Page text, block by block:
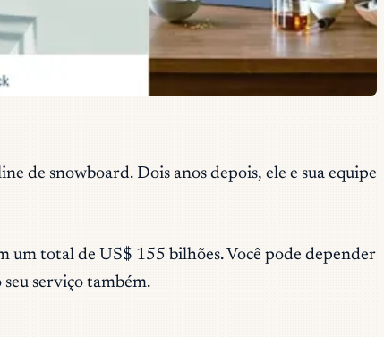
de snowboard. Dois anos depois, ele e sua equipe
um total de US$ 155 bilhões. Você pode depender
serviço também.